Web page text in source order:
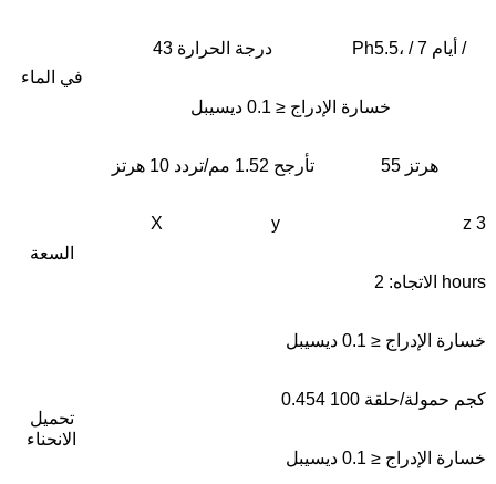
في الماء
درجة الحرارة 43 Ph5.5، / 7 أيام /
خسارة الإدراج ≤ 0.1 ديسيبل
السعة
تأرجح 1.52 مم/تردد 10 هرتز 55 هرتز
X y z 3
hours
خسارة الإدراج ≤ 0.1 ديسيبل
تحميل
الانحناء
0.454 كجم حمولة/حلقة 100
خسارة الإدراج ≤ 0.1 ديسيبل